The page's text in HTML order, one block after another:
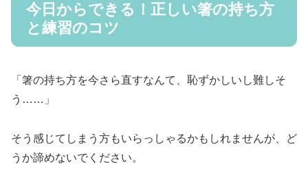
今日からできる！正しい箸の持ち方
と練習のコツ
「箸の持ち方を今さら直すなんて、恥ずかしいし難しそ
う……」
そう感じてしまう方もいらっしゃるかもしれませんが、ど
うか諦めないでください。